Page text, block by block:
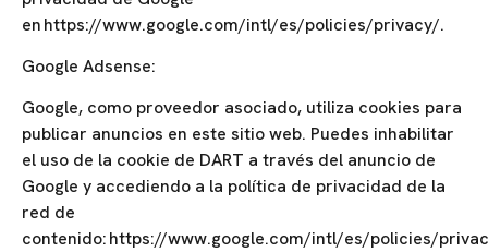
en https://www.google.com/intl/es/policies/privacy/.
Google Adsense:
Google, como proveedor asociado, utiliza cookies para
publicar anuncios en este sitio web. Puedes inhabilitar
el uso de la cookie de DART a través del anuncio de
Google y accediendo a la política de privacidad de la
red de
contenido: https://www.google.com/intl/es/policies/